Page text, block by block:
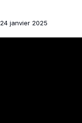
24 janvier 2025